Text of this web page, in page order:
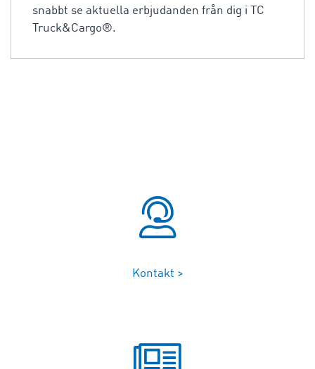
snabbt se aktuella erbjudanden från dig i TC
Truck&Cargo®.
Kontakt >